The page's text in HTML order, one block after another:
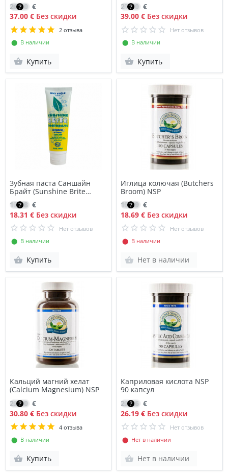
26.50 €
37.00 €Без скидки
2 отзыва
⬤ В наличии
Купить
27.70 €
39.00 € Без скидки
Нет отзывов
⬤ В наличии
Купить
Зубная паста Саншайн
Брайт (Sunshine Brite
Toothpaste) NSP
13.08 €
18.31 €Без скидки
Нет отзывов
⬤ В наличии
Купить
Иглица колючая (Butchers
Broom) NSP
15.89 €
18.69 € Без скидки
Нет отзывов
⬤ В наличии
Нет в наличии
Кальций магний хелат
(Calcium Magnesium) NSP
22.00 €
30.80 €Без скидки
4 отзыва
⬤ В наличии
Купить
Каприловая кислота NSP
90 капсул
22.26 €
26.19 € Без скидки
Нет отзывов
⬤ Нет в наличии
Нет в наличии